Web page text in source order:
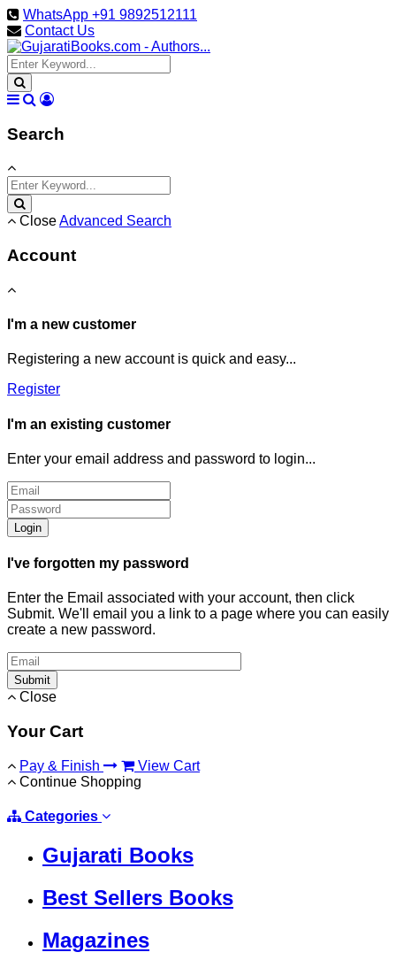
WhatsApp +91 9892512111
Contact Us
Search
CloseAdvanced Search
Account
I'm a new customer
Registering a new account is quick and easy...
Register
I'm an existing customer
Enter your email address and password to login...
Login
I've forgotten my password
Enter the Email associated with your account, then click
Submit. We'll email you a link to a page where you can easily
create a new password.
Submit
Close
Your Cart
Pay & Finish
View Cart
Continue Shopping
Categories
Gujarati Books
Best Sellers Books
Magazines